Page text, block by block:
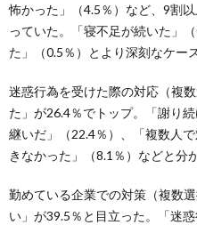
怖かった」（4.5％）など、9割
っていた。「寝不足が続いた」
た」（0.5％）とより深刻なケー
迷惑行為を受けた際の対応（複
た」が26.4％でトップ。「謝り
継いだ」（22.4％）、「複数人
きなかった」（8.1％）などと分
勤めている企業での対策（複数
い」が39.5％と目立った。「迷